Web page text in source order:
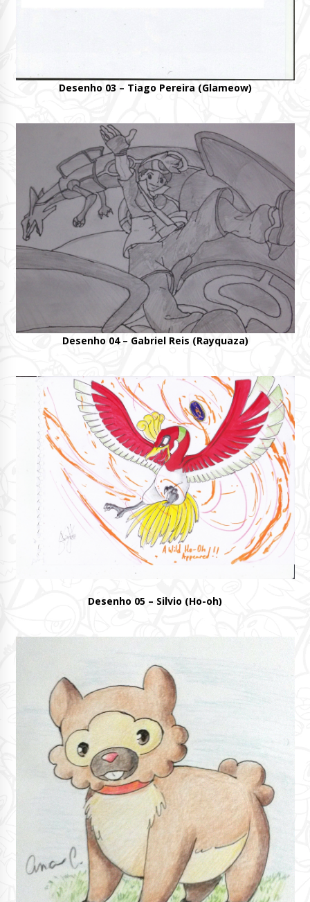
Desenho 03 – Tiago Pereira (Glameow)
Desenho 04 – Gabriel Reis (Rayquaza)
Desenho 05 – Silvio (Ho-oh)